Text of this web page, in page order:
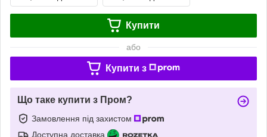
Купити
або
Купити з
Що таке купити з Пром?
Замовлення під захистом
Доступна доставка